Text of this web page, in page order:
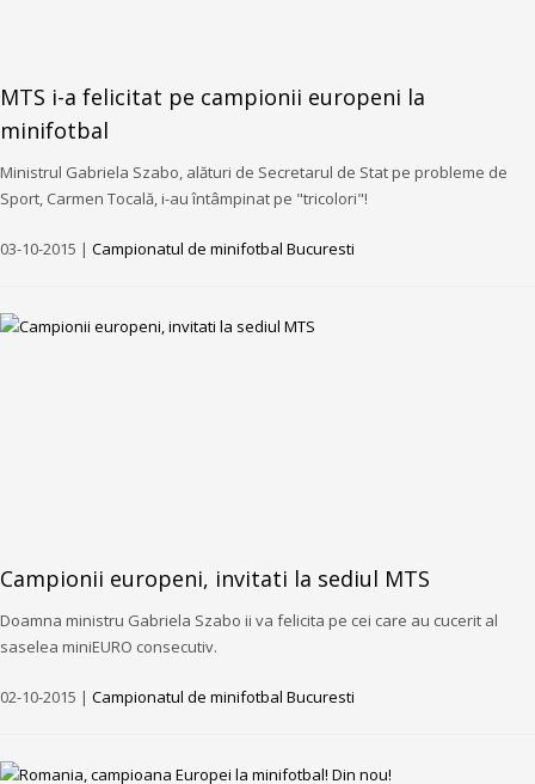
MTS i-a felicitat pe campionii europeni la
minifotbal
Ministrul Gabriela Szabo, alături de Secretarul de Stat pe probleme de
Sport, Carmen Tocală, i-au întâmpinat pe "tricolori"!
03-10-2015 | Campionatul de minifotbal Bucuresti
Campionii europeni, invitati la sediul MTS
Doamna ministru Gabriela Szabo ii va felicita pe cei care au cucerit al
saselea miniEURO consecutiv.
02-10-2015 | Campionatul de minifotbal Bucuresti